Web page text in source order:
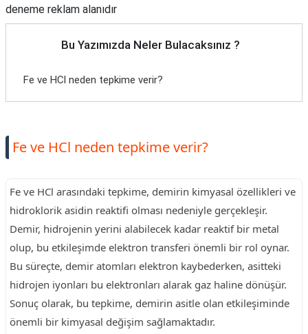
deneme reklam alanıdır
Bu Yazımızda Neler Bulacaksınız ?
Fe ve HCl neden tepkime verir?
Fe ve HCl neden tepkime verir?
Fe ve HCl arasındaki tepkime, demirin kimyasal özellikleri ve
hidroklorik asidin reaktifi olması nedeniyle gerçekleşir.
Demir, hidrojenin yerini alabilecek kadar reaktif bir metal
olup, bu etkileşimde elektron transferi önemli bir rol oynar.
Bu süreçte, demir atomları elektron kaybederken, asitteki
hidrojen iyonları bu elektronları alarak gaz haline dönüşür.
Sonuç olarak, bu tepkime, demirin asitle olan etkileşiminde
önemli bir kimyasal değişim sağlamaktadır.